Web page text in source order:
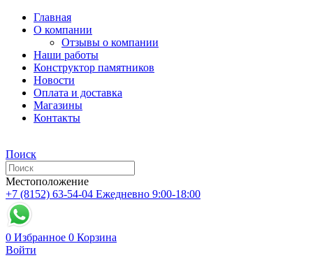
Главная
О компании
Отзывы о компании
Наши работы
Конструктор памятников
Новости
Оплата и доставка
Магазины
Контакты
Поиск
Местоположение
+7 (8152) 63-54-04 Ежедневно 9:00-18:00
0 Избранное 0 Корзина
Войти